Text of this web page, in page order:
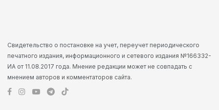
Свидетельство о постановке на учет, переучет периодического
печатного издания, информационного и сетевого издания №166332-
ИА от 11.08.2017 года. Мнение редакции может не совпадать с
мнением авторов и комментаторов сайта.